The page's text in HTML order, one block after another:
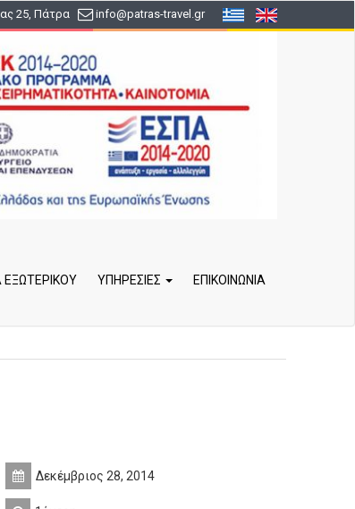
25, Πάτρα info@patras-travel .gr
ΕΞΩΤΕΡΙΚΟΥ ΥΠΗΡΕΣΙΕΣ ΕΠΙΚΟΙΝΩΝΙΑ
Δεκέμβριος 28, 2014